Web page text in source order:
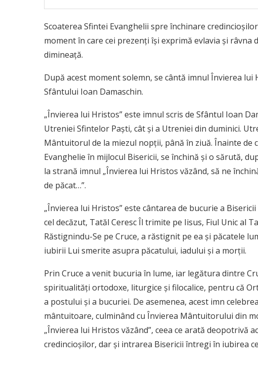
Scoaterea Sfintei Evanghelii spre închinare
moment în care cei prezenţi îşi exprimă evlavia şi râvna
dimineaţă.
După acest moment solemn, se cântă imnul Învierea
Sfântului Ioan Damaschin.
„Învierea lui Hristos” este imnul scris de Sfântul Ioan
Utreniei Sfintelor Paşti, cât şi a Utreniei din duminici.
Mântuitorul de la miezul nopţii, până în ziuă. Înainte de
Evanghelie în mijlocul Bisericii, se închină şi o sărută,
la strană imnul „Învierea lui Hristos văzând, să ne
de păcat…”.
„Învierea lui Hristos” este cântarea de bucurie a
cel decăzut, Tatăl Ceresc Îl trimite pe Iisus, Fiul Unic al
Răstignindu-Se pe Cruce, a răstignit pe ea şi păcatele
iubirii Lui smerite asupra păcatului, iadului şi a morţii.
Prin Cruce a venit bucuria în lume, iar legătura dintre
spiritualităţi ortodoxe, liturgice şi filocalice, pentru că
a postului şi a bucuriei. De asemenea, acest imn
mântuitoare, culminând cu Învierea Mântuitorului din
„Învierea lui Hristos văzând”, ceea ce arată deopotrivă
credincioşilor, dar şi intrarea Bisericii întregi în iubirea